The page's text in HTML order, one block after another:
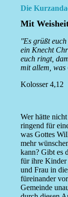
Die
Mit
''Es grüßt
ein Knecht
euch ringt,
mit allem, was
Kolosser 4,12
Wer hätte
ringend für
was Gottes
mehr
kann? Gibt es
für ihre Kinder
und Frau in
füreinander
Gemeinde